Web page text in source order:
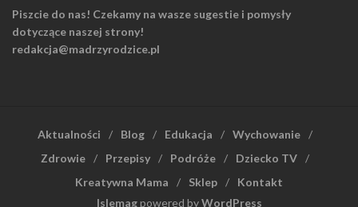
Piszcie do nas! Czekamy na wasze sugestie i pomysły
dotyczące naszej strony!
redakcja@madrzyrodzice.pl
Aktualności Blog Edukacja
Wychowanie
Zdrowie
Przepisy Podróże
Dziecko TV
Kreatywna Mama
Sklep
Kontakt
Islemagpowered byWordPress